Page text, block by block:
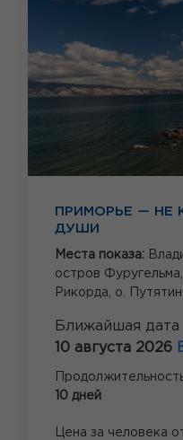
ПРИМОРЬЕ — НЕ
ДУШИ
Места показа:
остров Фуругельма,
Рикорда, о. Путятин
Ближайшая дата
10 августа 2026
10 дней
Цена за человека